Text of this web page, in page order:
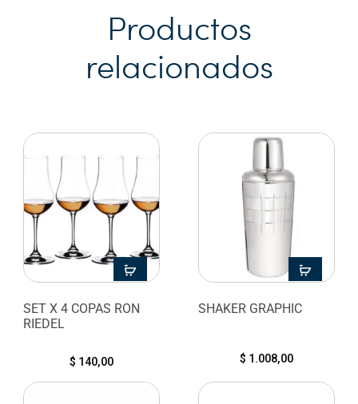
Productos
relacionados
SET X 4 COPAS RON
RIEDEL
$ 140,00
SHAKER GRAPHIC
$ 1.008,00